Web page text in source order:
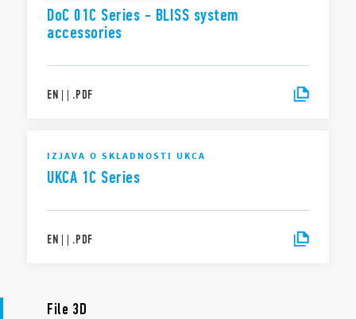
DoC 01C Series - BLISS system
accessories
EN | | .PDF
IZJAVA O SKLADNOSTI UKCA
UKCA 1C Series
EN | | .PDF
File 3D